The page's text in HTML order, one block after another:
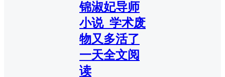
锦淑妃导师
小说_学术废
物又多活了
一天全文阅
读